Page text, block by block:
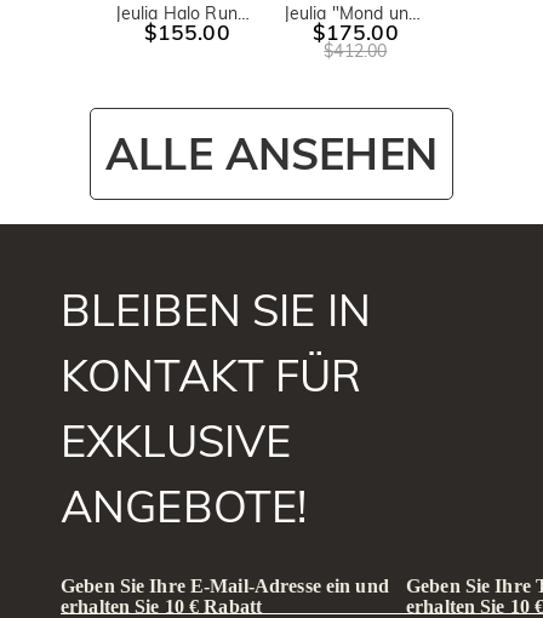
Jeulia Halo Rundschliff Sterling Silber Halskette
$155.00
Jeulia "Mond und Stern" Rundschliff Sterling Silber Halskette
$175.00
$412.00
ALLE ANSEHEN
BLEIBEN SIE IN
KONTAKT FÜR
EXKLUSIVE
ANGEBOTE!
Geben Sie Ihre E-Mail-Adresse ein und
erhalten Sie 10 € Rabatt
Geben Sie Ihre
erhalten Sie 10